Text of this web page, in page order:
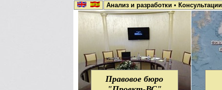
Анализ и разработки • Консультации
Правовое бюро